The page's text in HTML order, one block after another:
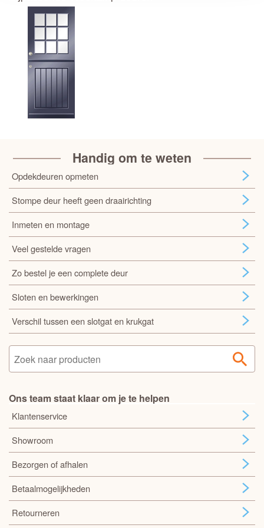
Handig om te weten
Opdekdeuren opmeten
Stompe deur heeft geen draairichting
Inmeten en montage
Veel gestelde vragen
Zo bestel je een complete deur
Sloten en bewerkingen
Verschil tussen een slotgat en krukgat
Ons team staat klaar om je te helpen
Klantenservice
Showroom
Bezorgen of afhalen
Betaalmogelijkheden
Retourneren